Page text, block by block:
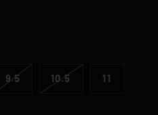
9.5 10.5 11